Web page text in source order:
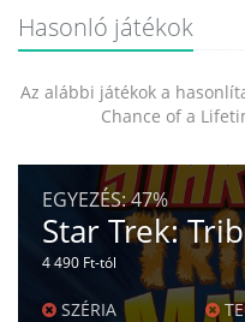
Hasonló játékok
Az alábbi játékok a
Chance of a
EGYEZÉS:47%
Star Trek:
4 490 Ft-tól
SZÉRIA